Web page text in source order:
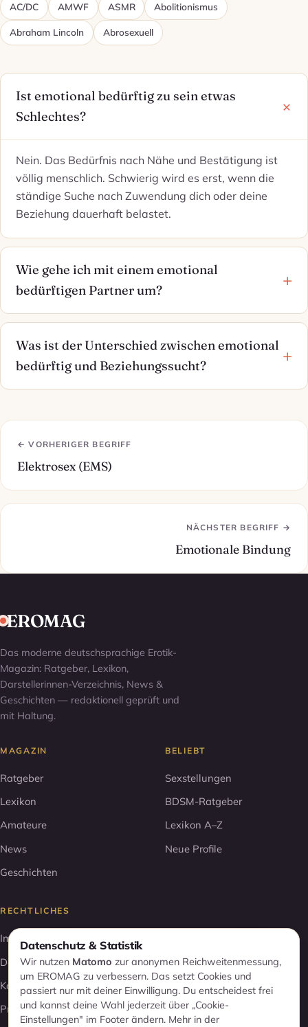
AC/DC AMWF ASMR Abolitionismus
Abraham Lincoln Abrosexuell
Ist emotional bedürftig zu sein etwas
Schlechtes?
Nein. Das Bedürfnis nach Nähe und Bestätigung ist
völlig menschlich. Schwierig wird es erst, wenn die
ständige Suche nach Zuwendung dich oder deine
Beziehung dauerhaft belastet.
Wie gehe ich mit einem emotional
bedürftigen Partner um?
Was ist der Unterschied zwischen emotional
bedürftig und Beziehungssucht?
← VORHERIGER BEGRIFF
Elektrosex (EMS)
NÄCHSTER BEGRIFF →
Emotionale Bindung
EROMAG
Das moderne deutschsprachige Erotik-
Magazin: Ratgeber, Lexikon,
Darstellerinnen-Verzeichnis, News &
Geschichten — redaktionell geprüft und
mit Haltung.
MAGAZIN
Ratgeber
Lexikon
Amateure
News
Geschichten
BELIEBT
Sexstellungen
BDSM-Ratgeber
Lexikon A–Z
Neue Profile
RECHTLICHES
Impressum
Datenschutz
Kontakt
Profil entfernen
Datenschutz & Statistik
Wir nutzen Matomo zur anonymen Reichweitenmessung,
um EROMAG zu verbessern. Das setzt Cookies und
passiert nur mit deiner Einwilligung. Du entscheidest frei
und kannst deine Wahl jederzeit über „Cookie-
Einstellungen" im Footer ändern. Mehr in der